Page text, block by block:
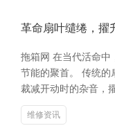
革命扇叶缱绻，擢
拖箱网 在当代活命中
节能的聚首。 传统的
裁减开动时的杂音，
维修资讯